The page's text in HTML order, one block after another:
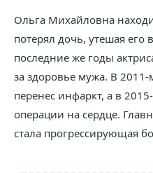
Ольга Михайловна
потерял дочь, утешая
последние же годы
за здоровье мужа. В
перенес инфаркт, а в
операции на сердце.
стала прогрессирующая